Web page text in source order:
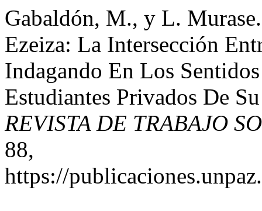
Gabaldón, M., y L.
Ezeiza: La Intersección
Indagando En Los
Estudiantes Privados De
REVISTA DE TRABAJO
88,
https://